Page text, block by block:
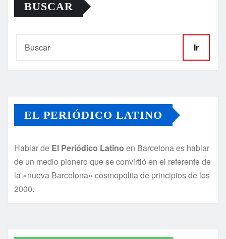
BUSCAR
Ir
EL PERIÓDICO LATINO
Hablar de El Periódico Latino en Barcelona es hablar
de un medio pionero que se convirtió en el referente de
la «nueva Barcelona» cosmopolita de principios de los
2000.